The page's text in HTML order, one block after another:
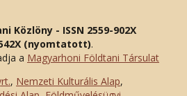
Közlöny - ISSN 2559-902X
(nyomtatott).
a Magyarhoni Földtani Társulat
, Nemzeti Kulturális Alap,